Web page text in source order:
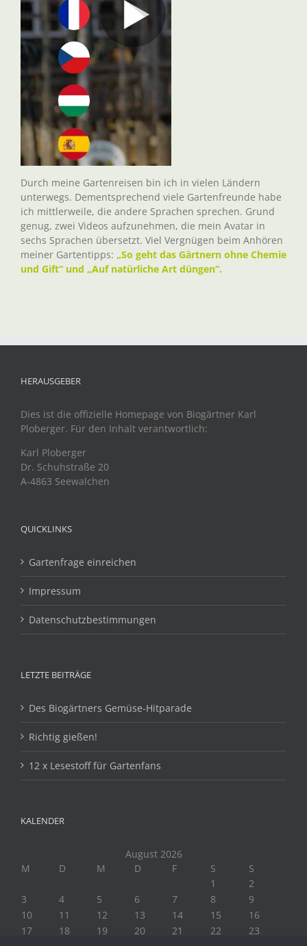
Durch meine Gartenreisen bin ich in vielen Ländern
unterwegs. Dementsprechend viele Gartenfreunde habe
ich mittlerweile, die andere Sprachen sprechen. Grund
genug, zwei Videos aufzunehmen, die mein Avatar in
sechs Sprachen übersetzt. Viel Vergnügen beim Anhören
meiner Gartentipps: „So geht das Gärtnern ohne Chemie
und Gift“ und „Auf natürliche Art düngen“.
HERAUSGEBER
Dies ist die offizielle Homepage von Biogärtner Karl
Ploberger. Für den Inhalt verantwortlich:
Karl Ploberger
Dr. Schuhstraße 20
A-4863 Seewalchen
QUICKLINKS
Gartenfrage einreichen
Impressum
Datenschutzbestimmungen
LETZTE BEITRÄGE
Des Biogärtners Gemüse-Hitparade
Richtig gießen!
12 x Lesestoff für Gartenfans
KALENDER
August 2026
M
D M D F S
S
1
2
3
4 5 6 7 8
9
10
11 12 13 14 15
16
17
18 19 20 21 22
23